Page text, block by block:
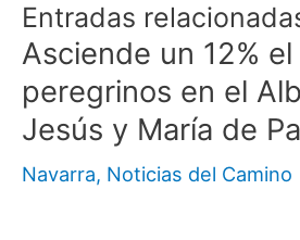
Entradas
Asciende un 12%
peregrinos en el
Jesús y María de
Navarra, Noticias del Camino